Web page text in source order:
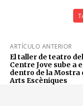
ARTÍCULO ANTERIOR
El taller de teatro del
Centre Jove sube a
dentro de la Mostra
Arts Escèniques